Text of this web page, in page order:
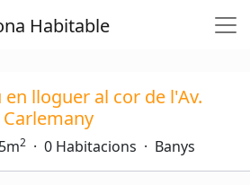
lloguer al cor de l'Av.
Carlemany
2 · 0 Habitacions · Banys